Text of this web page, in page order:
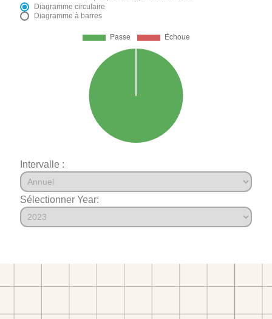
Diagramme circulaire
Diagramme à barres
Intervalle :
Sélectionner Year: